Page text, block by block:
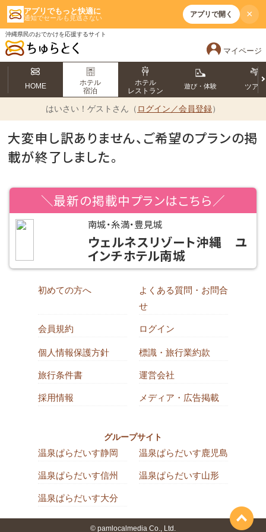
アプリでもっと快適に
通知でセールも見逃さない アプリで開く ×
沖縄県民のおでかけを応援するサイト
マイページ
HOME
ホテル
宿泊
ホテル
レストラン
遊び・体験 ツアー
はいさい！ ゲストさん（ ログイン／会員登録）
大変申し訳ありません、ご希望のプランの掲
載が終了しました。
＼最新の掲載中プランはこちら／
南城・糸満・豊見城
ウェルネスリゾート沖縄 ユ
インチホテル南城
初めての方へ
よくある質問・お問合
せ
会員規約 ログイン
個人情報保護方針 標識・旅行業約款
旅行条件書 運営会社
採用情報 メディア・広告掲載
グループサイト
温泉ぱらだいす静岡 温泉ぱらだいす鹿児島
温泉ぱらだいす信州 温泉ぱらだいす山形
温泉ぱらだいす大分
© pamlocalmedia Co., Ltd.